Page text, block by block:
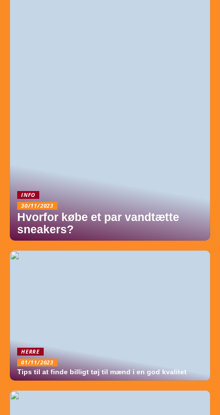
INFO
30/11/2023
Hvorfor købe et par vandtætte
sneakers?
HERRE
01/11/2023
Tips til at finde billigt tøj til mænd i en god kvalitet